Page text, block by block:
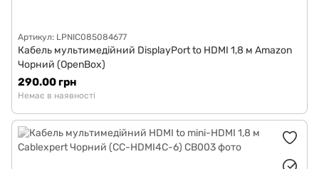
Артикул: LPNIC085084677
Кабель мультимедійний DisplayPort to HDMI 1,8 м Amazon
Чорний (OpenBox)
290.00 грн
Немає в наявності